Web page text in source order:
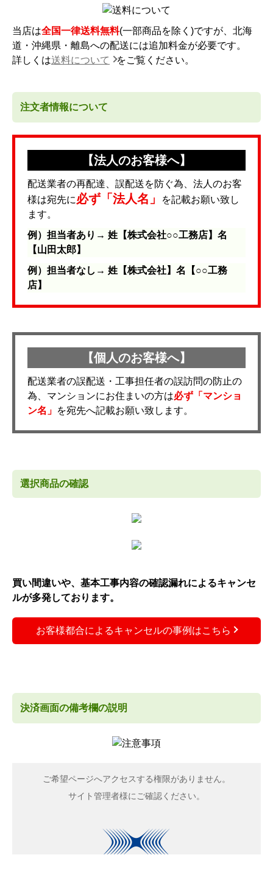
当店は全国一律送料無料(一部商品を除く)ですが、北海
道・沖縄県・離島への配送には追加料金が必要です。
詳しくは送料について をご覧ください。
注文者情報について
【法人のお客様へ】
配送業者の再配達、誤配送を防ぐ為、法人のお客
様は宛先に必ず「法人名」
を記載お願い致し
ます。
例）担当者あり→ 姓【株式会社○○工務店】名
【山田太郎】
例）担当者なし→ 姓【株式会社】名【○○工務
店】
【個人のお客様へ】
配送業者の誤配送・工事担任者の誤訪問の防止の
為、マンションにお住まいの方は必ず「マンショ
ン名」 を宛先へ記載お願い致します。
選択商品の確認
買い間違いや、基本工事内容の確認漏れによるキャンセ
ルが多発しております。
お客様都合によるキャンセルの事例はこちら
決済画面の備考欄の説明